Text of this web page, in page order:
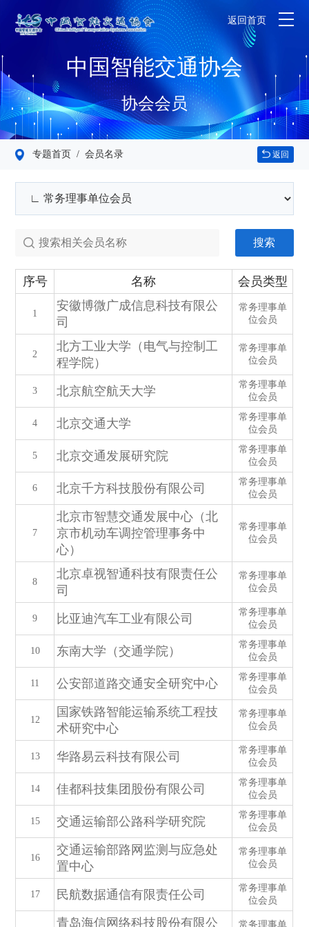
返回首页
中国智能交通协会
协会会员
专题首页 / 会员名录 返回
搜索
序号 名称 会员类型
1
安徽博微广成信息科技有限公
司
常务理事单
位会员
2
北方工业大学（电气与控制工
程学院）
常务理事单
位会员
3 北京航空航天大学
常务理事单
位会员
4 北京交通大学
常务理事单
位会员
5 北京交通发展研究院
常务理事单
位会员
6 北京千方科技股份有限公司
常务理事单
位会员
7
北京市智慧交通发展中心（北
京市机动车调控管理事务中
心）
常务理事单
位会员
8
北京卓视智通科技有限责任公
司
常务理事单
位会员
9 比亚迪汽车工业有限公司
常务理事单
位会员
10 东南大学（交通学院）
常务理事单
位会员
11 公安部道路交通安全研究中心
常务理事单
位会员
12
国家铁路智能运输系统工程技
术研究中心
常务理事单
位会员
13 华路易云科技有限公司
常务理事单
位会员
14 佳都科技集团股份有限公司
常务理事单
位会员
15 交通运输部公路科学研究院
常务理事单
位会员
16
交通运输部路网监测与应急处
置中心
常务理事单
位会员
17 民航数据通信有限责任公司
常务理事单
位会员
青岛海信网络科技股份有限公 常务理事单